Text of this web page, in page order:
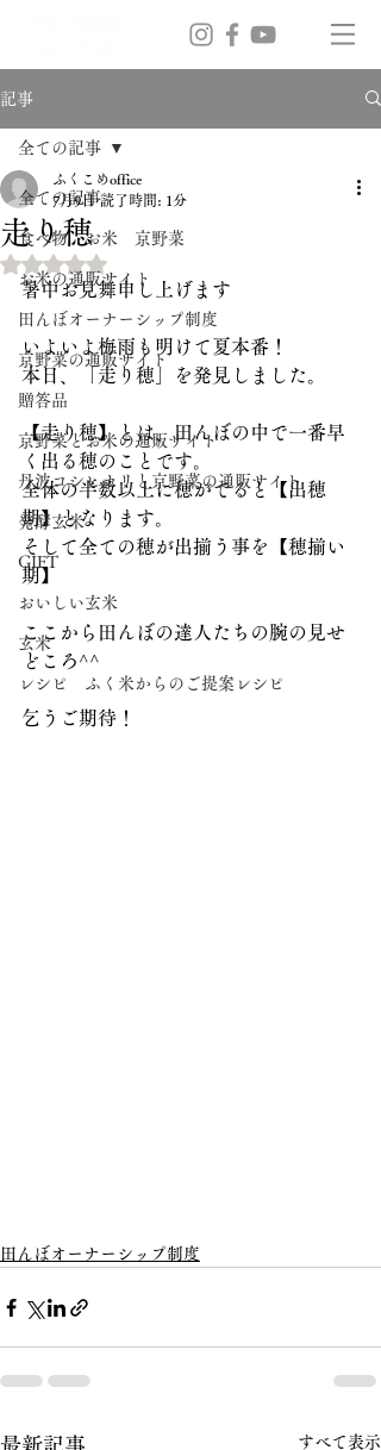
記事
全ての記事
食べ物 お米 京野菜
お米の通販サイト
田んぼオーナーシップ制度
京野菜の通販サイト
贈答品
京野菜とお米の通販サイト
丹波コシヒカリと京野菜の通販サイト
発酵玄米
GIFT
おいしい玄米
玄米
レシピ ふく米からのご提案レシピ
全ての記事
走り穂
ふくこめoffice
7月9日 読了時間: 1分
5つ星のうちNaNと評価されています。
暑中お見舞申し上げます
いよいよ梅雨も明けて夏本番！
本日、「走り穂」を発見しました。
【走り穂】とは、田んぼの中で一番早
く出る穂のことです。
全体の半数以上に穂がでると【出穂
期】となります。
そして全ての穂が出揃う事を【穂揃い
期】
ここから田んぼの達人たちの腕の見せ
どころ^⁠^⁠
乞うご期待！
田んぼオーナーシップ制度
すべて表示